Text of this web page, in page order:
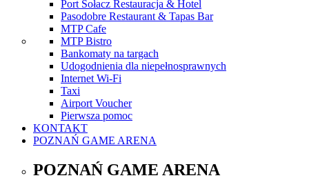
Port Sołacz Restauracja & Hotel
Pasodobre Restaurant & Tapas Bar
MTP Cafe
MTP Bistro
Bankomaty na targach
Udogodnienia dla niepełnosprawnych
Internet Wi-Fi
Taxi
Airport Voucher
Pierwsza pomoc
KONTAKT
POZNAŃ GAME ARENA
POZNAŃ GAME ARENA